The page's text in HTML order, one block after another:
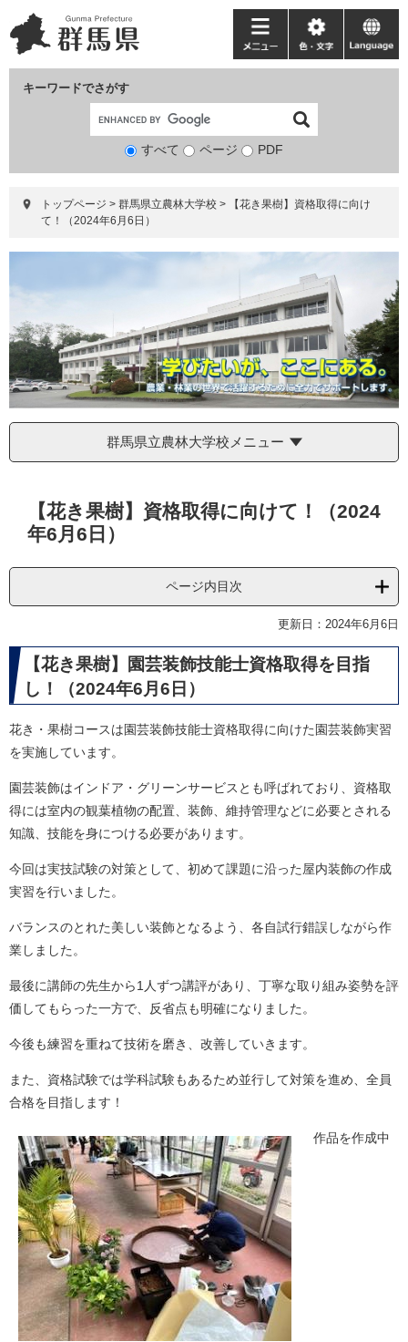
ー
ジ
ニ
ュ
て
キーワードでさがす
検
象
すべて ページ PDF
メ
ニ
ー
色・
文
language
トップページ > 群馬県立農林大学校 >
【花き果樹】資格取得に向け
て！（2024年6月6日）
群馬県立農林大学校メニュー
【花き果樹】資格取得に向けて！（2024
年6月6日）
ページ内目次
更新日：2024年6月6日
【花き果樹】園芸装飾技能士資格取得を目指
し！（2024年6月6日）
花き・果樹コースは園芸装飾技能士資格取得に向けた園芸装飾実習
を実施しています。
園芸装飾はインドア・グリーンサービスとも呼ばれており、資格取
得には室内の観葉植物の配置、装飾、維持管理などに必要とされる
知識、技能を身につける必要があります。
今回は実技試験の対策として、初めて課題に沿った屋内装飾の作成
実習を行いました。
バランスのとれた美しい装飾となるよう、各自試行錯誤しながら作
業しました。
最後に講師の先生から1人ずつ講評があり、丁寧な取り組み姿勢を評
価してもらった一方で、反省点も明確になりました。
今後も練習を重ねて技術を磨き、改善していきます。
また、資格試験では学科試験もあるため並行して対策を進め、全員
合格を目指します！
作品を作成中